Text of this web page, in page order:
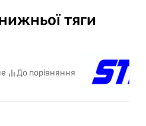
тяги
До порівняння